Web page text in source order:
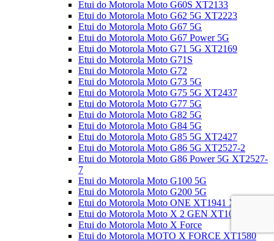
Etui do Motorola Moto G60S XT2133
Etui do Motorola Moto G62 5G XT2223
Etui do Motorola Moto G67 5G
Etui do Motorola Moto G67 Power 5G
Etui do Motorola Moto G71 5G XT2169
Etui do Motorola Moto G71S
Etui do Motorola Moto G72
Etui do Motorola Moto G73 5G
Etui do Motorola Moto G75 5G XT2437
Etui do Motorola Moto G77 5G
Etui do Motorola Moto G82 5G
Etui do Motorola Moto G84 5G
Etui do Motorola Moto G85 5G XT2427
Etui do Motorola Moto G86 5G XT2527-2
Etui do Motorola Moto G86 Power 5G XT2527-
7
Etui do Motorola Moto G100 5G
Etui do Motorola Moto G200 5G
Etui do Motorola Moto ONE XT1941 XT1943
Etui do Motorola Moto X 2 GEN XT1092
Etui do Motorola Moto X Force
Etui do Motorola MOTO X FORCE XT1580